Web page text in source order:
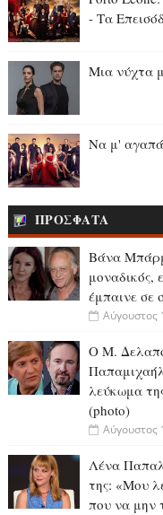
- Τα
Μια νύχτα
Να μ'
ΠΡΟΣΦΑΤΑ
Βάνα
μοναδικός,
έμπαινε σε
Αύγουστος
Ο Μ.
Παπαμιχαήλ
λεύκωμα
(photo)
Αύγουστος
Λένα
της: «Μου
που να μην